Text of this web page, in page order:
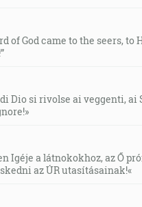
of God came to the seers,
di Dio si rivolse ai veggenti,
Igéje a látnokokhoz, az Ő
az ÚR utasításainak!«